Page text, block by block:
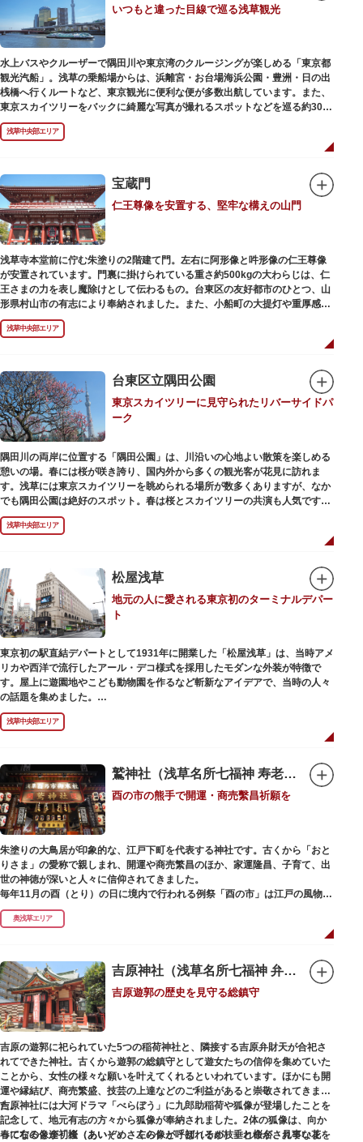
動物園としても知られるようになりました。戦後は遊園地として再開し、温
かさと懐かしさを併せ持つレトロなアトラクションや雰囲気で人気のスポッ
トとなっています。幼児（0歳～4歳）は入園とのりもの料が無料で、年齢や
身長制限の無いアトラクションもあり、子どもの遊園地デビューにもぴった
りです。
いつもと違った目線で巡る浅草観光
水上バスやクルーザーで隅田川や東京湾のクルージングが楽しめる「東京都
観光汽船」。浅草の乗船場からは、浜離宮・お台場海浜公園・豊洲・日の出
桟橋へ行くルートなど、東京観光に便利な便が多数出航しています。また、
東京スカイツリーをバックに綺麗な写真が撮れるスポットなどを巡る約30分
の「浅草周遊コース」も。初日の出やお花見、隅田川花火大会、クリスマス
などのイベント時は、いつもと違う目線から東京の景色を堪能できるイベン
や、約300人が乗船可能なアメリカンな大型船など多種多様な船体も魅力。
目的や人数にあわせてコースや時間帯を選べるチャータークルーズも行われ
ています。
浅草中央部エリア
宝蔵門
仁王尊像を安置する、堅牢な構えの山門
浅草寺本堂前に佇む朱塗りの2階建て門。左右に阿形像と吽形像の仁王尊像
が安置されています。門裏に掛けられている重さ約500kgの大わらじは、仁
王さまの力を表し魔除けとして伝わるもの。台東区の友好都市のひとつ、山
形県村山市の有志により奉納されました。また、小船町の大提灯や重厚感あ
ふれる吊灯篭も存在感を放ち、参拝客を迎えてくれます。
宝蔵門は、平安時代、武蔵守に任命された平公雅（たいらのきみまさ）によ
在の門は1964年にホテルニューオオタニ創始者・大谷米太郎の寄進により本
瓦葺きで再建された（2007年チタン瓦に葺き替え）楼門です。上層部には仏
教の経典である『元版⼀切経（げんばんいっさいきょう）』や寺宝が収蔵さ
れています。
浅草中央部エリア
台東区立隅田公園
東京スカイツリーに見守られたリバーサイドパ
ーク
隅田川の両岸に位置する「隅田公園」は、川沿いの心地よい散策を楽しめる
憩いの場。春には桜が咲き誇り、国内外から多くの観光客が花見に訪れま
す。浅草には東京スカイツリーを眺められる場所が数多くありますが、なか
でも隅田公園は絶好のスポット。春は桜とスカイツリーの共演も人気です。
川沿いにある「隅田公園オープンカフェ」は、店舗の一部を屋外にした開放
的なカフェ・レストラン。綺麗な景色を眺めながら、コーヒー片手にのんび
りと過ごしても良いですね。また、クジラの滑り台が目印の「遊具広場」は
身体を動かせます。
隅田川橋梁に設置された全長約160mの「すみだリバーウォーク」は、東京
スカイツリーまでの最短距離ルートのひとつ。歩道橋の途中にあるガラス床
から隅田川を見下ろしたり、すぐ横を走る電車の迫力を楽しんだり、隅田川
散策にいかがでしょうか。
浅草中央部エリア
松屋浅草
地元の人に愛される東京初のターミナルデパー
ト
東京初の駅直結デパートとして1931年に開業した「松屋浅草」は、当時アメ
リカや西洋で流行したアール・デコ様式を採用したモダンな外装が特徴で
す。屋上に遊園地やこども動物園を作るなど斬新なアイデアで、当時の人々
の話題を集めました。
現在は、B1階から地上3階までが松屋浅草の売り場。2012年のリニューアル
で建設当時のシンボル・大時計も復活し、昭和の面影を残す百貨店は今でも
人々に親しまれています。地上1階は 浅草らしい下町銘菓をはじめ、全国か
なので、お土産購入にも便利です。
浅草中央部エリア
鷲神社（浅草名所七福神 寿老人）
酉の市の熊手で開運・商売繫昌祈願を
朱塗りの大鳥居が印象的な、江戸下町を代表する神社です。古くから「おと
りさま」の愛称で親しまれ、開運や商売繁昌のほか、家運隆昌、子育て、出
世の神徳が深いと人々に信仰されてきました。
毎年11月の酉（とり）の日に境内で行われる例祭「酉の市」は江戸の風物詩
として有名。福をかきこむと言われる熊手をはじめ八ツ頭芋、お多福の面な
ど、色とりどりの縁起物を買い求める人たちで賑わいます。樋口一葉の代表
なでる場所によって異なるご利益を授かるといわれる「なでおかめ」も人
気。ふっくらとした優しい顔立ちのおかめは「お多福」とも言われ、福が多
く幸せを招く女性の象徴という事から長年親しまれる縁起物です。
ご祭神としては天日鷲命（あめのひわしのみこと）と日本武尊（やまとたけ
るのみこと）の他、浅草名所七福神のひとつとしても知られ、寿老人が祀ら
れています。
奥浅草エリア
吉原神社（浅草名所七福神 弁財天）
吉原遊郭の歴史を見守る総鎮守
吉原の遊郭に祀られていた5つの稲荷神社と、隣接する吉原弁財天が合祀さ
れてできた神社。古くから遊郭の総鎮守として遊女たちの信仰を集めていた
ことから、女性の様々な願いを叶えてくれるといわれています。ほかにも開
運や縁結び、商売繁盛、技芸の上達などのご利益があると崇敬されてきまし
た。
春になると逢初桜（あいぞめさくら）と呼ばれるが枝垂れ桜が、見事な花を
吉原神社には大河ドラマ「べらぼう」に九郎助稲荷や狐像が登場したことを
記念して、地元有志の方々から狐像が奉納されました。2体の狐像は、向か
って右の像が「逢（あい）」、左の像が「初（そめ）」と命名されていま